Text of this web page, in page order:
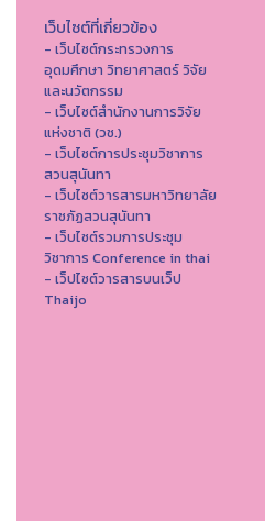
เว็บไซต์ที่เกี่ยวข้อง
- เว็บไซต์กระทรวงการ
อุดมศึกษา วิทยาศาสตร์ วิจัย
และนวัตกรรม
- เว็บไซต์สำนักงานการวิจัย
แห่งชาติ (วช.)
- เว็บไซต์การประชุมวิชาการ
สวนสุนันทา
- เว็บไซต์วารสารมหาวิทยาลัย
ราชภัฏสวนสุนันทา
- เว็บไซต์รวมการประชุม
วิชาการ Conference in thai
- เว็ปไซต์วารสารบนเว็ป
Thaijo